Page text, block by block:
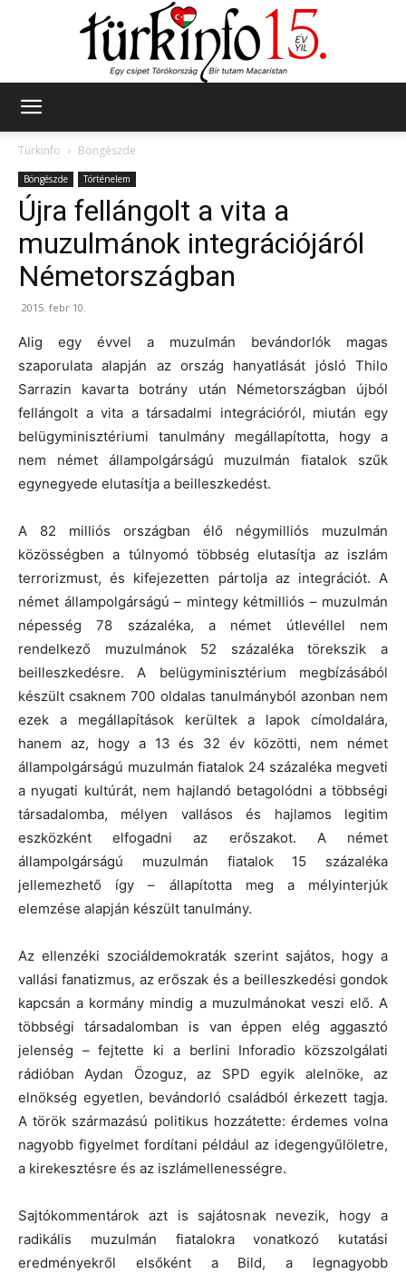
Türkinfo
Böngészde
Böngészde Történelem
Újra fellángolt a vita a
muzulmánok integrációjáról
Németországban
2015. febr 10.
Alig egy évvel a muzulmán bevándorlók magas
szaporulata alapján az ország hanyatlását jósló Thilo
Sarrazin kavarta botrány után Németországban újból
fellángolt a vita a társadalmi integrációról, miután egy
belügyminisztériumi tanulmány megállapította, hogy a
nem német állampolgárságú muzulmán fiatalok szűk
egynegyede elutasítja a beilleszkedést.
A 82 milliós országban élő négymilliós muzulmán
közösségben a túlnyomó többség elutasítja az iszlám
terrorizmust, és kifejezetten pártolja az integrációt. A
német állampolgárságú – mintegy kétmilliós – muzulmán
népesség 78 százaléka, a német útlevéllel nem
rendelkező muzulmánok 52 százaléka törekszik a
beilleszkedésre. A belügyminisztérium megbízásából
készült csaknem 700 oldalas tanulmányból azonban nem
ezek a megállapítások kerültek a lapok címoldalára,
hanem az, hogy a 13 és 32 év közötti, nem német
állampolgárságú muzulmán fiatalok 24 százaléka megveti
a nyugati kultúrát, nem hajlandó betagolódni a többségi
társadalomba, mélyen vallásos és hajlamos legitim
eszközként elfogadni az erőszakot. A német
állampolgárságú muzulmán fiatalok 15 százaléka
jellemezhető így – állapította meg a mélyinterjúk
elemzése alapján készült tanulmány.
Az ellenzéki szociáldemokraták szerint sajátos, hogy a
vallási fanatizmus, az erőszak és a beilleszkedési gondok
kapcsán a kormány mindig a muzulmánokat veszi elő. A
többségi társadalomban is van éppen elég aggasztó
jelenség – fejtette ki a berlini Inforadio közszolgálati
rádióban Aydan Özoguz, az SPD egyik alelnöke, az
elnökség egyetlen, bevándorló családból érkezett tagja.
A török származású politikus hozzátette: érdemes volna
nagyobb figyelmet fordítani például az idegengyűlöletre,
a kirekesztésre és az iszlámellenességre.
Sajtókommentárok azt is sajátosnak nevezik, hogy a
radikális muzulmán fiatalokra vonatkozó kutatási
eredményekről elsőként a Bild, a legnagyobb